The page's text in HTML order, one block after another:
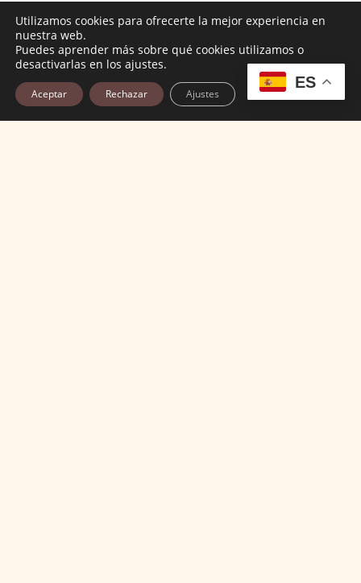
ES
Utilizamos cookies para ofrecerte la mejor experiencia en
nuestra web.
Puedes aprender más sobre qué cookies utilizamos o
desactivarlas en los ajustes.
Aceptar Rechazar Ajustes